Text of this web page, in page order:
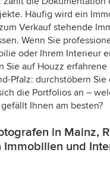
Häufig wird ein
Verkauf stehende
Wenn Sie
oder Ihrem Interieur
Sie auf Houzz
Pfalz: durchstöbern
die Portfolios an –
Ihnen am besten?
in Mainz,
Immobilien und